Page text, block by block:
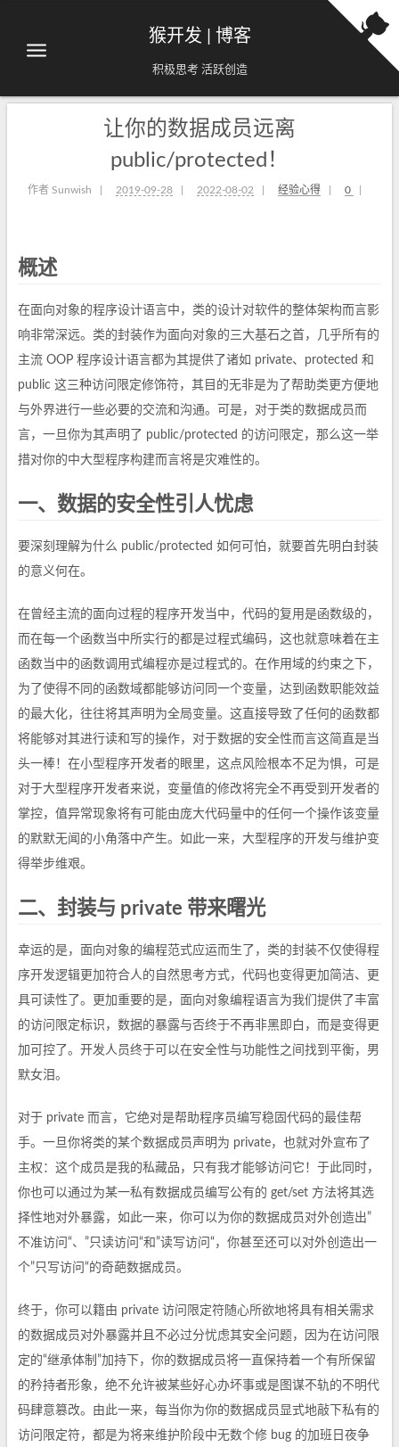
猴开发 | 博客
积极思考 活跃创造
让你的数据成员远离
public/protected！
作者 Sunwish 2019-09-28 2022-08-02 经验心得 0
概述
在面向对象的程序设计语言中，类的设计对软件的整体架构而言影
响非常深远。类的封装作为面向对象的三大基石之首，几乎所有的
主流 OOP 程序设计语言都为其提供了诸如 private、protected 和
public 这三种访问限定修饰符，其目的无非是为了帮助类更方便地
与外界进行一些必要的交流和沟通。可是，对于类的数据成员而
言，一旦你为其声明了 public/protected 的访问限定，那么这一举
措对你的中大型程序构建而言将是灾难性的。
一、数据的安全性引人忧虑
要深刻理解为什么 public/protected 如何可怕，就要首先明白封装
的意义何在。
在曾经主流的面向过程的程序开发当中，代码的复用是函数级的，
而在每一个函数当中所实行的都是过程式编码，这也就意味着在主
函数当中的函数调用式编程亦是过程式的。在作用域的约束之下，
为了使得不同的函数域都能够访问同一个变量，达到函数职能效益
的最大化，往往将其声明为全局变量。这直接导致了任何的函数都
将能够对其进行读和写的操作，对于数据的安全性而言这简直是当
头一棒！在小型程序开发者的眼里，这点风险根本不足为惧，可是
对于大型程序开发者来说，变量值的修改将完全不再受到开发者的
掌控，值异常现象将有可能由庞大代码量中的任何一个操作该变量
的默默无闻的小角落中产生。如此一来，大型程序的开发与维护变
得举步维艰。
二、封装与 private 带来曙光
幸运的是，面向对象的编程范式应运而生了，类的封装不仅使得程
序开发逻辑更加符合人的自然思考方式，代码也变得更加简洁、更
具可读性了。更加重要的是，面向对象编程语言为我们提供了丰富
的访问限定标识，数据的暴露与否终于不再非黑即白，而是变得更
加可控了。开发人员终于可以在安全性与功能性之间找到平衡，男
默女泪。
对于 private 而言，它绝对是帮助程序员编写稳固代码的最佳帮
手。一旦你将类的某个数据成员声明为 private，也就对外宣布了
主权：这个成员是我的私藏品，只有我才能够访问它！于此同时，
你也可以通过为某一私有数据成员编写公有的 get/set 方法将其选
择性地对外暴露，如此一来，你可以为你的数据成员对外创造出”
不准访问“、”只读访问“和”读写访问“，你甚至还可以对外创造出一
个”只写访问“的奇葩数据成员。
终于，你可以籍由 private 访问限定符随心所欲地将具有相关需求
的数据成员对外暴露并且不必过分忧虑其安全问题，因为在访问限
定的“继承体制”加持下，你的数据成员将一直保持着一个有所保留
的矜持者形象，绝不允许被某些好心办坏事或是图谋不轨的不明代
码肆意篡改。由此一来，每当你为你的数据成员显式地敲下私有的
访问限定符，都是为将来维护阶段中无数个修 bug 的加班日夜争